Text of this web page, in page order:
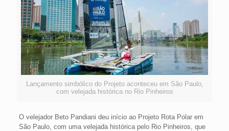
Lançamento simbólico do Projeto aconteceu em São Paulo,
com velejada histórica no Rio Pinheiros
O velejador Beto Pandiani deu início ao Projeto Rota Polar em
São Paulo, com uma velejada histórica pelo Rio Pinheiros, que